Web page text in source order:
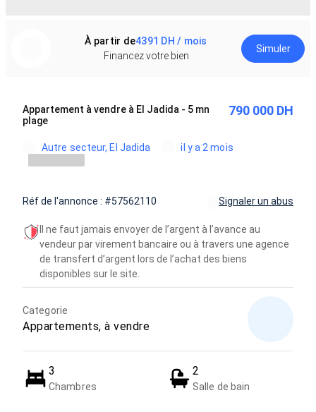
À partir de4391 DH / mois
Financez votre bien
Simuler
Appartement à vendre à El Jadida - 5 mn
plage
790 000 DH
Autre secteur, El Jadida il y a 2 mois
Réf de l'annonce : #57562110 Signaler un abus
Il ne faut jamais envoyer de l’argent à l’avance au
vendeur par virement bancaire ou à travers une agence
de transfert d’argent lors de l’achat des biens
disponibles sur le site.
Categorie
Appartements, à vendre
3
Chambres
2
Salle de bain